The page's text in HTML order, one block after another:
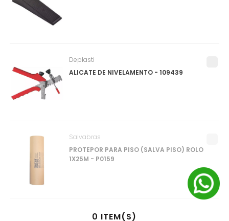
ALICATE DE NIVELAMENTO - 109439
Deplasti
PROTEPOR PARA PISO (SALVA PISO) ROLO
1X25M - P0159
Salvabras
0 ITEM(S)